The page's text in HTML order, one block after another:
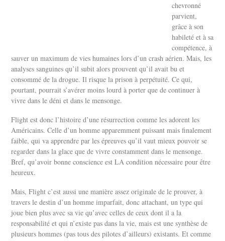
chevronné
parvient,
grâce à son
habileté et à sa
compétence, à
sauver un maximum de vies humaines lors d’un crash aérien. Mais, les
analyses sanguines qu’il subit alors prouvent qu’il avait bu et
consommé de la drogue. Il risque la prison à perpétuité. Ce qui,
pourtant, pourrait s’avérer moins lourd à porter que de continuer à
vivre dans le déni et dans le mensonge.
Flight est donc l’histoire d’une résurrection comme les adorent les
Américains. Celle d’un homme apparemment puissant mais finalement
faible, qui va apprendre par les épreuves qu’il vaut mieux pouvoir se
regarder dans la glace que de vivre constamment dans le mensonge.
Bref, qu’avoir bonne conscience est LA condition nécessaire pour être
heureux.
Mais, Flight c’est aussi une manière assez originale de le prouver, à
travers le destin d’un homme imparfait, donc attachant, un type qui
joue bien plus avec sa vie qu’avec celles de ceux dont il a la
responsabilité et qui n’existe pas dans la vie, mais est une synthèse de
plusieurs hommes (pas tous des pilotes d’ailleurs) existants. Et comme